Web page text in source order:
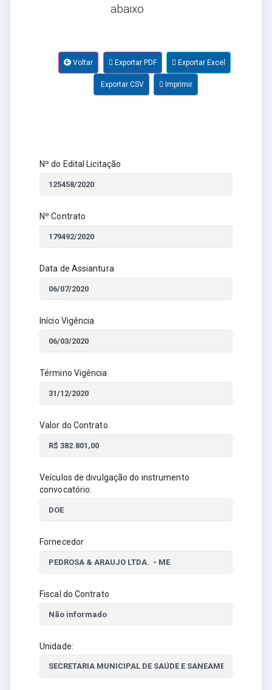
abaixo
Voltar Exportar PDF Exportar Excel
Exportar CSV Imprimir
Nº do Edital Licitação
Nº Contrato
Data de Assiantura
Início Vigência
Término Vigência
Valor do Contrato
Veículos de divulgação do instrumento
convocatório:
Fornecedor
Fiscal do Contrato
Unidade: